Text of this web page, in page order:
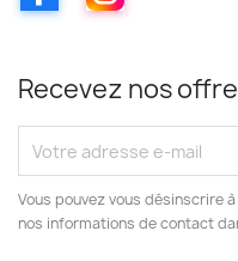
Recevez nos
Vous pouvez vous désinscrire
nos informations de contact